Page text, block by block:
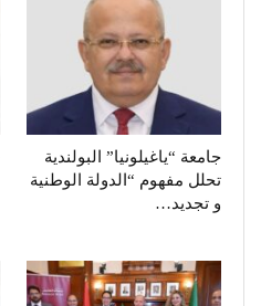
جامعة “ياغيلونيا” البولندية
تحلل مفهوم “الدولة الوطنية
و تجديد…